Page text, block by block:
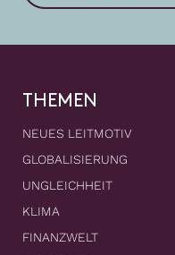
THEMEN
NEUES LEITMOTIV
GLOBALISIERUNG
UNGLEICHHEIT
KLIMA
FINANZWELT